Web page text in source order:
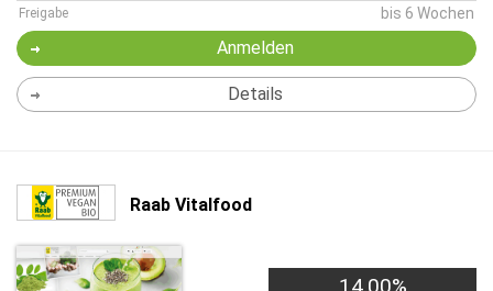
Freigabe bis 6 Wochen
Anmelden
Details
Raab Vitalfood